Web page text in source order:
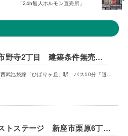
「24h無人ホルモン直売所」
新座市野寺2丁目 建築条件無売地 全1区画
西武池袋線「ひばりヶ丘」駅 バス10分『道場』停歩4分
トラストステージ 新座市栗原6丁目14期 全8区画 ◇販売予告◇